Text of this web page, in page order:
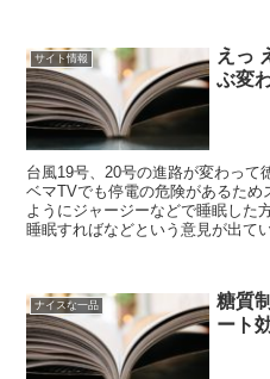
サイト情報
えっ
ぶ変
台風19号、20号の進路が変わって
ベマTVでも停電の危険があるた
ようにジャージーなどで睡眠した
睡眠すればなどという意見が出て
ナイスな一品
糖質
ート